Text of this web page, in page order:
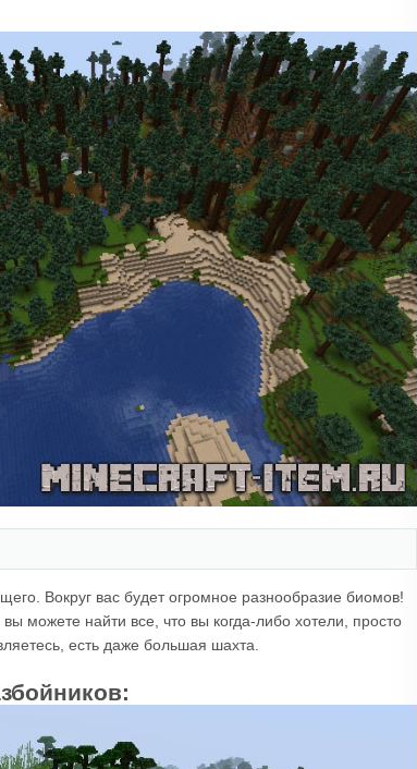
Вокруг вас будет огромное разнообразие биомов!
можете найти все, что вы когда-либо хотели, просто
есть даже большая шахта.